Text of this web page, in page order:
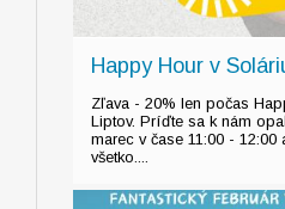
Happy Hour v
Zľava - 20% len počas
Liptov. Príďte sa k nám
marec v čase 11:00 - 12:00
všetko....